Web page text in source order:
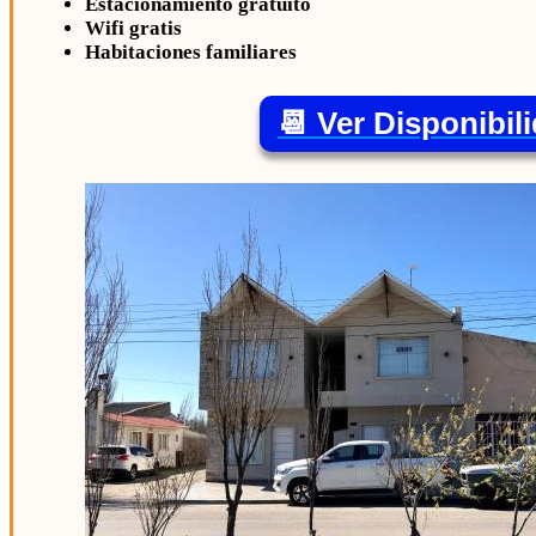
Estacionamiento gratuito
Wifi gratis
Habitaciones familiares
📆 Ver